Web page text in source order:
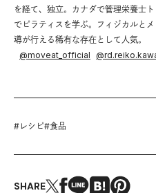
を経て、独立。カナダで管理栄養士
でピラティスを学ぶ。フィジカルと
導が行える稀有な存在として人気。
@moveat_official @
# レシピ#食品
SHARE